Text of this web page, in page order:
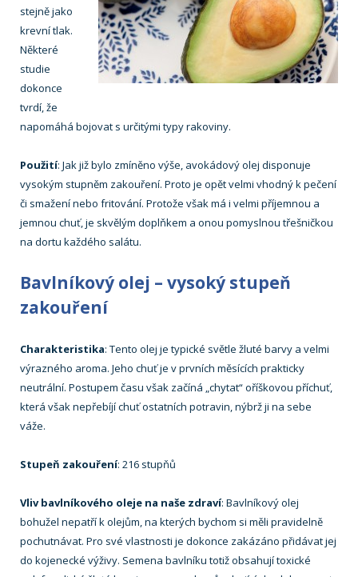
stejně jako
krevní tlak.
Některé
studie
dokonce
tvrdí, že
napomáhá bojovat s určitými typy rakoviny.
Použití: Jak již bylo zmíněno výše, avokádový olej disponuje
vysokým stupněm zakouření. Proto je opět velmi vhodný k pečení
či smažení nebo fritování. Protože však má i velmi příjemnou a
jemnou chuť, je skvělým doplňkem a onou pomyslnou třešničkou
na dortu každého salátu.
Bavlníkový olej – vysoký stupeň
zakouření
Charakteristika: Tento olej je typické světle žluté barvy a velmi
výrazného aroma. Jeho chuť je v prvních měsících prakticky
neutrální. Postupem času však začíná „chytat“ oříškovou příchuť,
která však nepřebíjí chuť ostatních potravin, nýbrž ji na sebe
váže.
Stupeň zakouření: 216 stupňů
Vliv bavlníkového oleje na naše zdraví: Bavlníkový olej
bohužel nepatří k olejům, na kterých bychom si měli pravidelně
pochutnávat. Pro své vlastnosti je dokonce zakázáno přidávat jej
do kojenecké výživy. Semena bavlníku totiž obsahují toxické